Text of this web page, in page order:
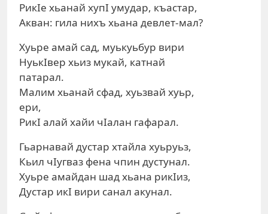
РикIе хьанай хупI умудар, къастар,
Акван: гила нихъ хьана девлет-мал?
Хуьре амай сад, муькуьбур вири
НуькIвер хьиз мукай, катнай
патарал.
Малим хьанай сфад, хуьзвай хуьр,
ери,
РикI алай хайи чIалан гафарал.
Гьарнавай дустар хтайла хуьруьз,
Кьил чIугваз фена чпин дустунал.
Хуьре амайдан шад хьана рикIиз,
Дустар икI вири санал акунал.